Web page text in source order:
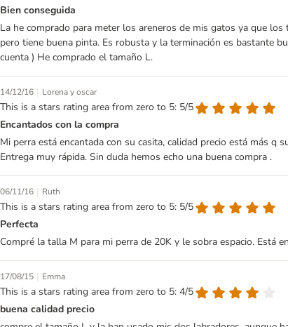
Bien conseguida
La he comprado para meter los areneros de mis gatos ya que
pero tiene buena pinta. Es robusta y la terminación es bastante
cuenta ) He comprado el tamaño L.
14/12/16 | Lorena y oscar
This is a stars rating area from zero to 5: 5/5
Encantados con la compra
Mi perra está encantada con su casita, calidad precio está más
Entrega muy rápida. Sin duda hemos echo una buena compra .
06/11/16 | Ruth
This is a stars rating area from zero to 5: 5/5
Perfecta
Compré la talla M para mi perra de 20K y le sobra espacio. Está
17/08/15 | Emma
This is a stars rating area from zero to 5: 4/5
buena calidad precio